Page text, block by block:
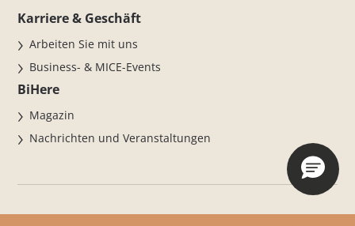
Karriere & Geschäft
Arbeiten Sie mit uns
Business- & MICE-Events
BiHere
Magazin
Nachrichten und Veranstaltungen